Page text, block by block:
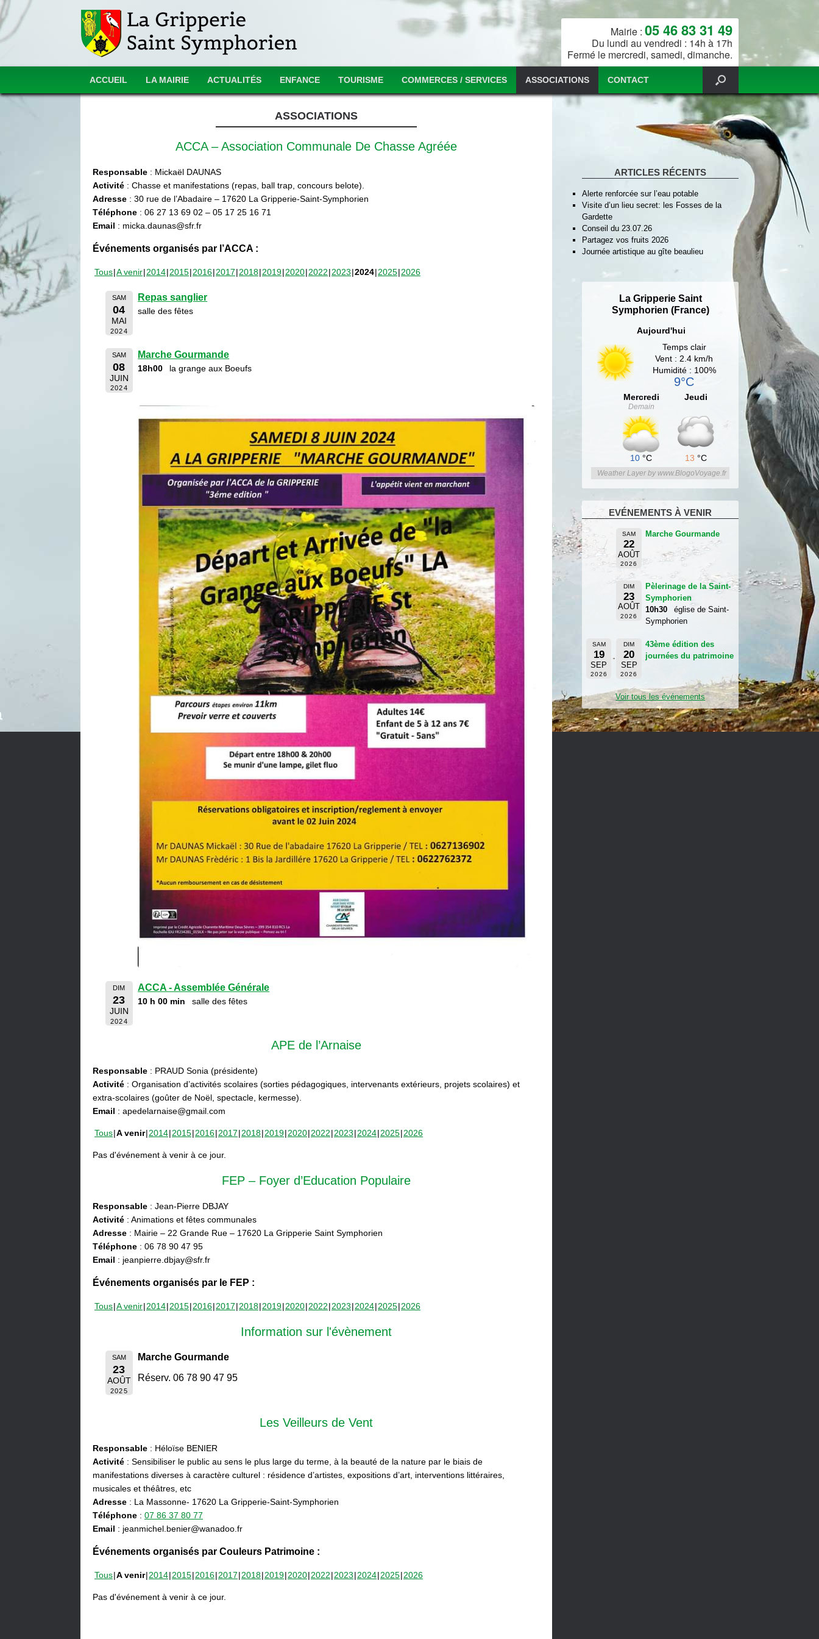
Mairie : 05 46 83 31 49
Du lundi au vendredi : 14h à 17h
Fermé le mercredi, samedi, dimanche.
ACCUEIL LA MAIRIE ACTUALITÉS ENFANCE TOURISME COMMERCES / SERVICES ASSOCIATIONS CONTACT
ASSOCIATIONS
ACCA – Association Communale De Chasse Agréée
Responsable : Mickaël DAUNAS
Activité : Chasse et manifestations (repas, ball trap, concours belote).
Adresse : 30 rue de l’Abadaire – 17620 La Gripperie-Saint-Symphorien
Téléphone : 06 27 13 69 02 – 05 17 25 16 71
Email : micka.daunas@sfr.fr
Événements organisés par l’ACCA :
Tous A venir 2014 2015 2016 2017 2018 2019 2020 2022 2023 2024 2025 2026
SAM
04
MAI
2024
Repas sanglier
salle des fêtes
SAM
08
JUIN
2024
Marche Gourmande
18h00 la grange aux Boeufs
DIM
23
JUIN
2024
ACCA - Assemblée Générale
10 h 00 min salle des fêtes
APE de l’Arnaise
Responsable : PRAUD Sonia (présidente)
Activité : Organisation d’activités scolaires (sorties pédagogiques, intervenants extérieurs, projets scolaires) et
extra-scolaires (goûter de Noël, spectacle, kermesse).
Email : apedelarnaise@gmail.com
Tous A venir 2014 2015 2016 2017 2018 2019 2020 2022 2023 2024 2025 2026
Pas d'événement à venir à ce jour.
FEP – Foyer d’Education Populaire
Responsable : Jean-Pierre DBJAY
Activité : Animations et fêtes communales
Adresse : Mairie – 22 Grande Rue – 17620 La Gripperie Saint Symphorien
Téléphone : 06 78 90 47 95
Email : jeanpierre.dbjay@sfr.fr
Événements organisés par le FEP :
Tous A venir 2014 2015 2016 2017 2018 2019 2020 2022 2023 2024 2025 2026
Information sur l'évènement
SAM
23
AOÛT
2025
Marche Gourmande
Réserv. 06 78 90 47 95
Les Veilleurs de Vent
Responsable : Héloïse BENIER
Activité : Sensibiliser le public au sens le plus large du terme, à la beauté de la nature par le biais de
manifestations diverses à caractère culturel : résidence d’artistes, expositions d’art, interventions littéraires,
musicales et théâtres, etc
Adresse : La Massonne- 17620 La Gripperie-Saint-Symphorien
Téléphone : 07 86 37 80 77
Email : jeanmichel.benier@wanadoo.fr
Événements organisés par Couleurs Patrimoine :
Tous A venir 2014 2015 2016 2017 2018 2019 2020 2022 2023 2024 2025 2026
Pas d'événement à venir à ce jour.
ARTICLES RÉCENTS
Alerte renforcée sur l’eau potable
Visite d’un lieu secret: les Fosses de la
Gardette
Conseil du 23.07.26
Partagez vos fruits 2026
Journée artistique au gîte beaulieu
La Gripperie Saint
Symphorien (France)
Aujourd'hui
Temps clair
Vent : 2.4 km/h
Humidité : 100%
9°C
Mercredi
Demain
10 °C
Jeudi
13 °C
Weather Layer by www.BlogoVoyage.fr
EVÉNEMENTS À VENIR
SAM
22
AOÛT
2026
Marche Gourmande
DIM
23
AOÛT
2026
Pèlerinage de la Saint-
Symphorien
10h30
église de Saint-
Symphorien
SAM
19
SEP
2026
DIM
20
SEP
2026
43ème édition des
journées du patrimoine
Voir tous les événements